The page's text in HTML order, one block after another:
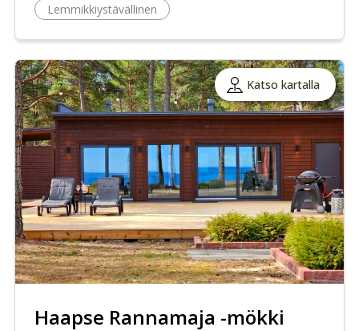
Lemmikkiystävällinen
Katso kartalla
Haapse Rannamaja -mökki